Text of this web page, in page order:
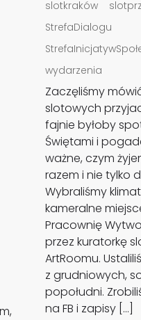
slotkraków
StrefaDialogu
wydarzenia
Zaczęliśmy
slotowych
fajnie byłoby
Świętami i
ważne, czym
razem i nie tylko
Wybraliśmy
kameralne
Pracownię
przez kuratorkę
ArtRoomu.
z grudniowych,
popołudni.
na FB i zapisy […]